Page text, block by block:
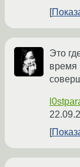
Это
время